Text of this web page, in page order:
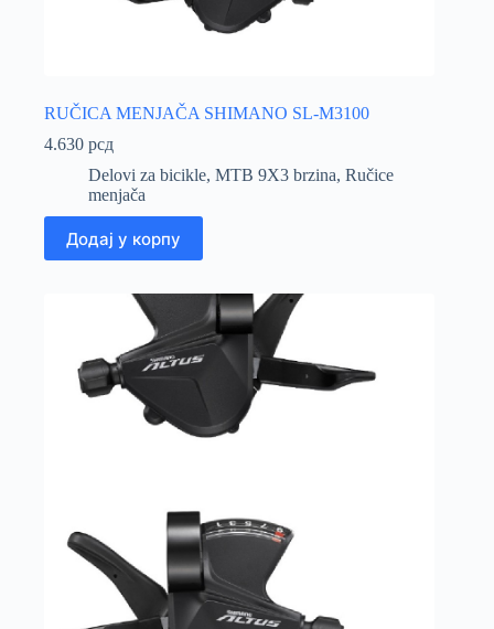
RUČICA MENJAČA SHIMANO SL-M3100
4.630 рсд
Delovi za bicikle, MTB 9X3 brzina, Ručice
menjača
Додај у корпу